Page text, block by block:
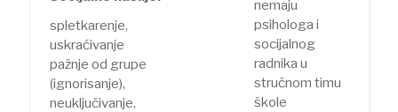
nemaju
psihologa i
socijalnog
radnika u
stručnom timu
škole
spletkarenje,
uskraćivanje
pažnje od grupe
(ignorisanje),
neuključivanje,